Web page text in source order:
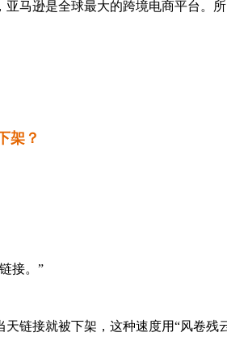
马逊是全球最大的跨境电商平台。
架？
接。”
链接就被下架，这种速度用“风卷残